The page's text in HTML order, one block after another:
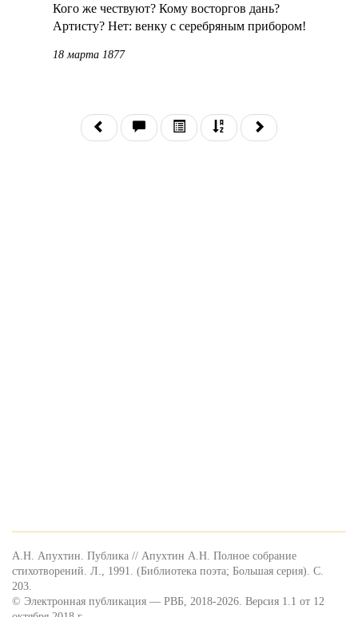
Кого же чествуют? Кому восторгов дань?
Артисту? Нет: венку с серебряным прибором!
18 марта 1877
А.Н. Апухтин. Публика // Апухтин А.Н. Полное собрание
стихотворений. Л., 1991. (Библиотека поэта; Большая серия). С.
203.
© Электронная публикация — РВБ, 2018-2026. Версия 1.1 от 12